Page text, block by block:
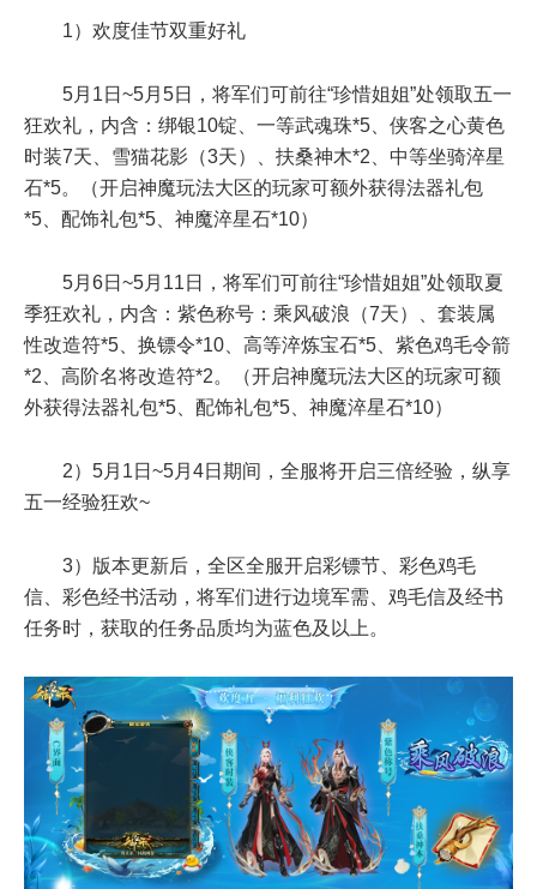
1）欢度佳节双重好礼
5月1日~5月5日，将军们可前往“珍惜姐姐”处领取五一
狂欢礼，内含：绑银10锭、一等武魂珠*5、侠客之心黄色
时装7天、雪猫花影（3天）、扶桑神木*2、中等坐骑淬星
石*5。（开启神魔玩法大区的玩家可额外获得法器礼包
*5、配饰礼包*5、神魔淬星石*10）
5月6日~5月11日，将军们可前往“珍惜姐姐”处领取夏
季狂欢礼，内含：紫色称号：乘风破浪（7天）、套装属
性改造符*5、换镖令*10、高等淬炼宝石*5、紫色鸡毛令箭
*2、高阶名将改造符*2。（开启神魔玩法大区的玩家可额
外获得法器礼包*5、配饰礼包*5、神魔淬星石*10）
2）5月1日~5月4日期间，全服将开启三倍经验，纵享
五一经验狂欢~
3）版本更新后，全区全服开启彩镖节、彩色鸡毛
信、彩色经书活动，将军们进行边境军需、鸡毛信及经书
任务时，获取的任务品质均为蓝色及以上。